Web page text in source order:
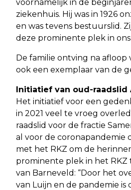
voornamelijk in de
ziekenhuis. Hij was in 1926
en was tevens bestuurslid.
deze prominente plek in ons
De familie ontving na
ook een exemplaar van de
Initiatief van oud-raadslid
Het initiatief voor een
in 2021 veel te vroeg
raadslid voor de fractie
al voor de coronapandemie
met het RKZ om de
prominente plek in het RKZ
van Barneveld: “Door het
van Luijn en de pandemie